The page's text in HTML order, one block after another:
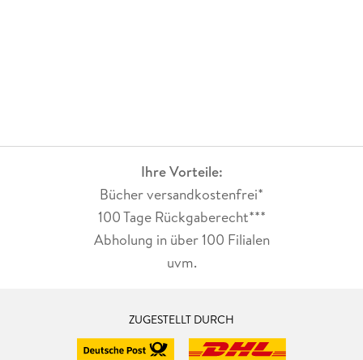
Ihre Vorteile:
Bücher versandkostenfrei*
100 Tage Rückgaberecht***
Abholung in über 100 Filialen
uvm.
ZUGESTELLT DURCH